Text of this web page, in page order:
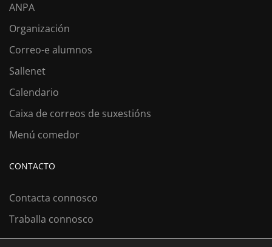
ANPA
Organización
Correo-e alumnos
Sallenet
Calendario
Caixa de correos de suxestións
Menú comedor
CONTACTO
Contacta connosco
Traballa connosco